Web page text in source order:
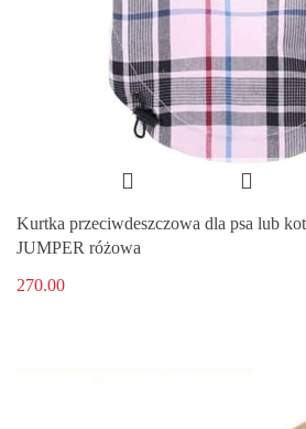
Kurtka przeciwdeszczowa dla psa lub
JUMPER różowa
270.00